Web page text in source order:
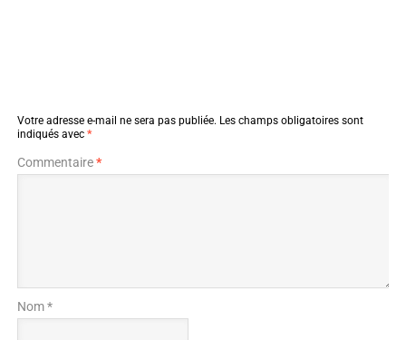
Votre adresse e-mail ne sera pas publiée. Les champs obligatoires sont
indiqués avec *
Commentaire*
Nom *